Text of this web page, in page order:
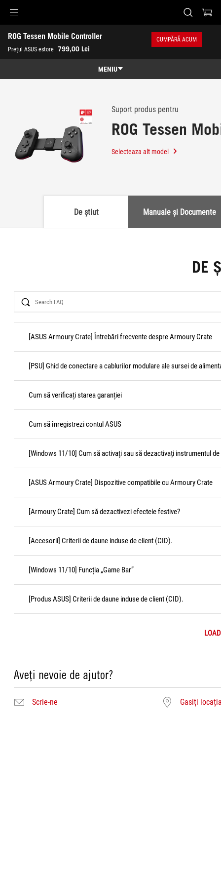
Accessibility links
Skip to content
Accessibility Help
Skip to Menu
ASUS Footer
ROG Tessen Mobile Controller
-
Suport
Prețul ASUS estore 799,00 Lei
CUMPĂRĂ ACUM
MENIU
Premii
Galerie
Suport produs pentru
ROG Tessen
Selecteaza alt model
De știut Manuale și Documente
DE
Search
[ASUS Armoury Crate] Întrebări frecvente despre Armoury Crate
[PSU] Ghid de conectare a cablurilor modulare ale sursei de
Cum să verificați starea garanției
Cum să înregistrezi contul ASUS
[Windows 11/10] Cum să activați sau să dezactivați instrumentul
[ASUS Armoury Crate] Dispozitive compatibile cu Armoury Crate
[Armoury Crate] Cum să dezactivezi efectele festive?
[Accesorii] Criterii de daune induse de client (CID).
[Windows 11/10] Funcția „Game Bar”
[Produs ASUS] Criterii de daune induse de client (CID).
Aveți nevoie de ajutor?
Scrie-ne Gasiți